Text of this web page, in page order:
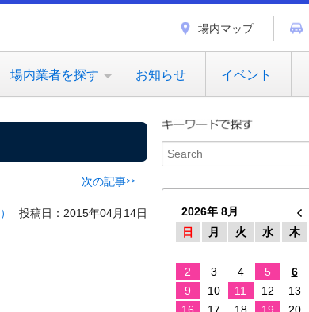
場内マップ
場内業者を探す お知らせ イベント
次の記事>>
投稿日：2015年04月14日
2026年 8月
日
月 火 水 木
2
3 4 5 6
9
10 11 12 13